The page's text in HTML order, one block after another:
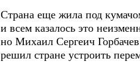
Страна еще жила под
и всем казалось это
но Михаил Сергеич Горбачев
решил стране устроить